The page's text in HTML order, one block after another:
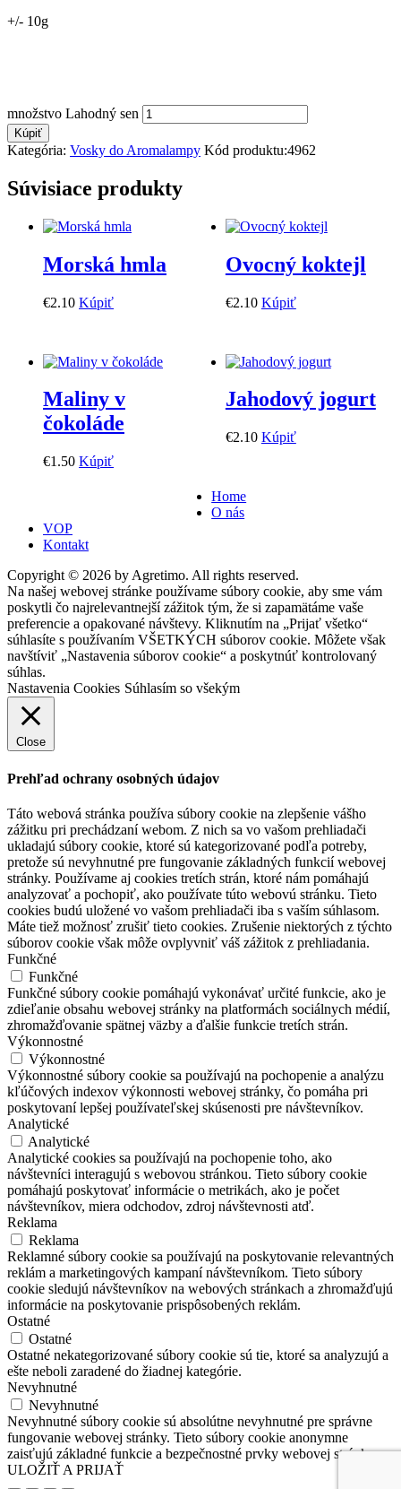
+/- 10g
množstvo Lahodný sen
Kúpiť
Kategória: Vosky do Aromalampy Kód produktu:4962
Súvisiace produkty
Morská hmla
€2.10 Kúpiť
Ovocný koktejl
€2.10 Kúpiť
Maliny v
čokoláde
€1 .50 Kúpiť
Jahodový jogurt
€2.10 Kúpiť
Home
O nás
VOP
Kontakt
Copyright © 2026 by Agretimo. All rights reserved.
Na našej webovej stránke používame súbory cookie, aby sme vám
poskytli čo najrelevantnejší zážitok tým, že si zapamätáme vaše
preferencie a opakované návštevy. Kliknutím na „Prijať všetko“
súhlasíte s používaním VŠETKÝCH súborov cookie. Môžete však
navštíviť „Nastavenia súborov cookie“ a poskytnúť kontrolovaný
súhlas.
Nastavenia Cookies Súhlasím so všekým
Close
Prehľad ochrany osobných údajov
Táto webová stránka používa súbory cookie na zlepšenie vášho
zážitku pri prechádzaní webom. Z nich sa vo vašom prehliadači
ukladajú súbory cookie, ktoré sú kategorizované podľa potreby,
pretože sú nevyhnutné pre fungovanie základných funkcií webovej
stránky. Používame aj cookies tretích strán, ktoré nám pomáhajú
analyzovať a pochopiť, ako používate túto webovú stránku. Tieto
cookies budú uložené vo vašom prehliadači iba s vaším súhlasom.
Máte tiež možnosť zrušiť tieto cookies. Zrušenie niektorých z týchto
súborov cookie však môže ovplyvniť váš zážitok z prehliadania.
Funkčné
Funkčné
Funkčné súbory cookie pomáhajú vykonávať určité funkcie, ako je
zdieľanie obsahu webovej stránky na platformách sociálnych médií,
zhromažďovanie spätnej väzby a ďalšie funkcie tretích strán.
Výkonnostné
Výkonnostné
Výkonnostné súbory cookie sa používajú na pochopenie a analýzu
kľúčových indexov výkonnosti webovej stránky, čo pomáha pri
poskytovaní lepšej používateľskej skúsenosti pre návštevníkov.
Analytické
Analytické
Analytické cookies sa používajú na pochopenie toho, ako
návštevníci interagujú s webovou stránkou. Tieto súbory cookie
pomáhajú poskytovať informácie o metrikách, ako je počet
návštevníkov, miera odchodov, zdroj návštevnosti atď.
Reklama
Reklama
Reklamné súbory cookie sa používajú na poskytovanie relevantných
reklám a marketingových kampaní návštevníkom. Tieto súbory
cookie sledujú návštevníkov na webových stránkach a zhromažďujú
informácie na poskytovanie prispôsobených reklám.
Ostatné
Ostatné
Ostatné nekategorizované súbory cookie sú tie, ktoré sa analyzujú a
ešte neboli zaradené do žiadnej kategórie.
Nevyhnutné
Nevyhnutné
Nevyhnutné súbory cookie sú absolútne nevyhnutné pre správne
fungovanie webovej stránky. Tieto súbory cookie anonymne
zaisťujú základné funkcie a bezpečnostné prvky webovej stránky.
ULOŽIŤ A PRIJAŤ